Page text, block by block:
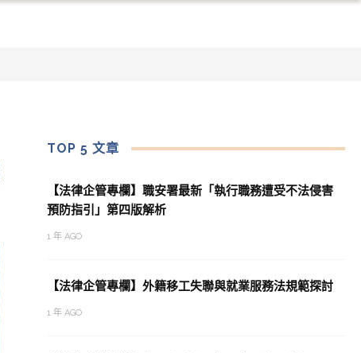
TOP 5 文章
【法律企管專欄】職安署最新「執行職務遭受不法侵害
預防指引」第四版解析
1 年 AGO
【法律企管專欄】外籍移工失聯與就業服務法規範探討
1 年 AGO